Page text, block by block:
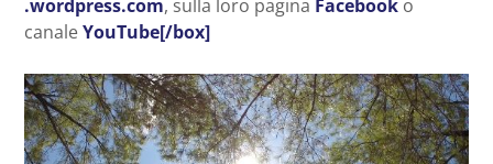
.wordpress.com, sulla loro pagina Facebook o
canaleYouTube[/box]